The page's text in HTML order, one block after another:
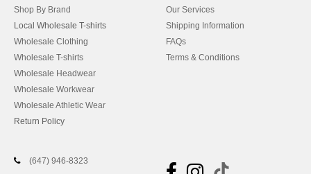
Shop By Brand
Local Wholesale T-shirts
Wholesale Clothing
Wholesale T-shirts
Wholesale Headwear
Wholesale Workwear
Wholesale Athletic Wear
Return Policy
Our Services
Shipping Information
FAQs
Terms & Conditions
(647) 946-8323